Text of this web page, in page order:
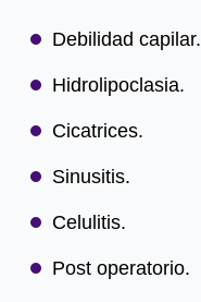
Debilidad capilar.
Hidrolipoclasia.
Cicatrices.
Sinusitis.
Celulitis.
Post operatorio.